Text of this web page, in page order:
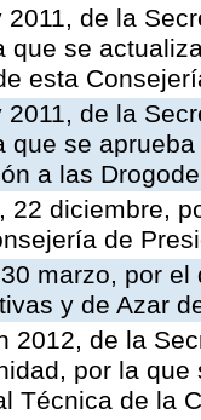
2011, de la
que se
esta
2011, de la
que se
a las
22 diciembre,
de
marzo, por
y de Azar
2012, de la
por la
Técnica de la